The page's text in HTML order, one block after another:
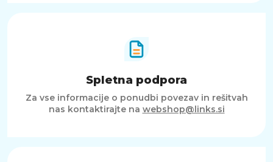
Spletna podpora
Za vse informacije o ponudbi povezav in rešitvah
nas kontaktirajte na webshop@links.si